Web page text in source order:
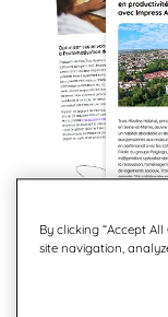
Trois Moulins
By clicking “Accept
site navigation,